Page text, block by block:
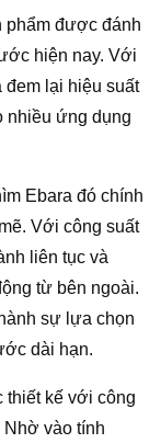
phẩm được đánh
hiện nay. Với
đem lại hiệu suất
nhiều ứng dụng
Ebara đó chính
Với công suất
liên tục và
từ bên ngoài.
sự lựa chọn
dài hạn.
thiết kế với công
vào tính